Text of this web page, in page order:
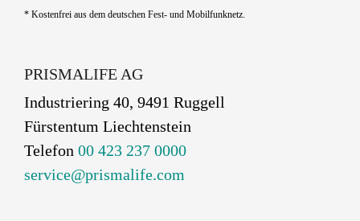
* Kostenfrei aus dem deutschen Fest- und Mobilfunknetz.
PRISMALIFE AG
Industriering 40, 9491 Ruggell
Fürstentum Liechtenstein
Telefon 00 423 237 0000
service@prismalife.com